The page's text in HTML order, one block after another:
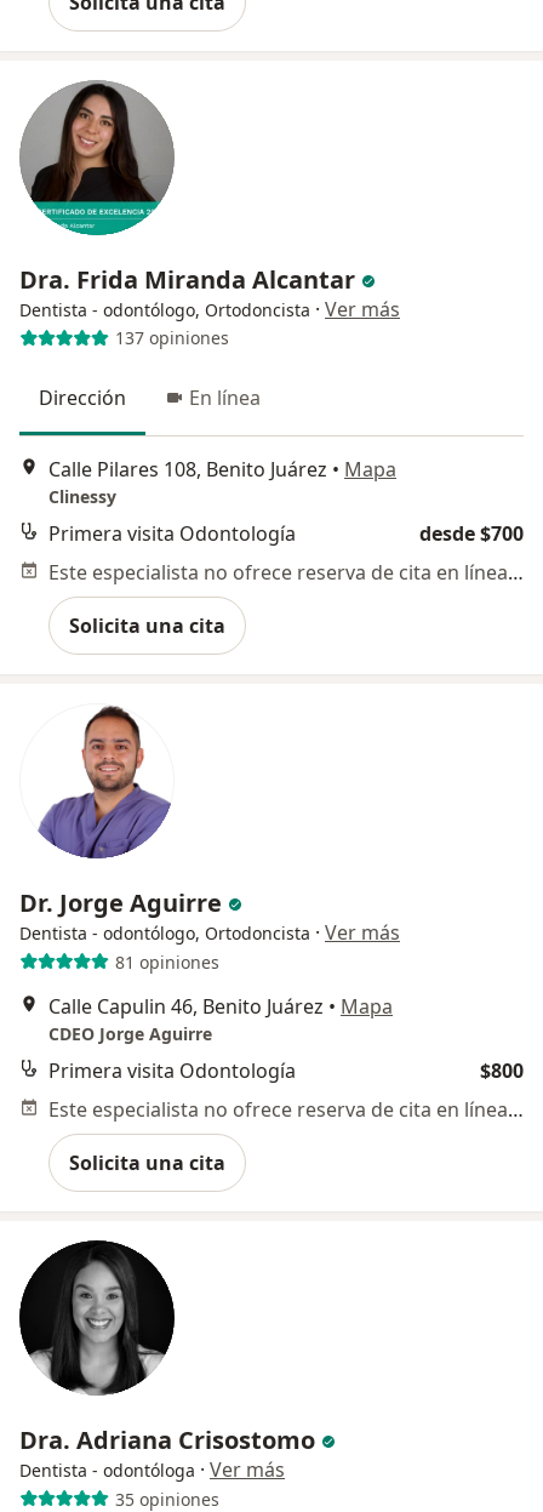
Dra. Frida Miranda Alcantar
Dentista - odontólogo, Ortodoncista · Ver más
137 opiniones
Dirección En línea
Calle Pilares 108, Benito Juárez • Mapa
Clinessy
Primera visita Odontología
desde $700
Este especialista no ofrece reserva de cita en línea en esta dirección.
Solicita una cita
Dr. Jorge Aguirre
Dentista - odontólogo, Ortodoncista · Ver más
81 opiniones
Calle Capulin 46, Benito Juárez • Mapa
CDEO Jorge Aguirre
Primera visita Odontología
$800
Este especialista no ofrece reserva de cita en línea en esta dirección.
Solicita una cita
Dra. Adriana Crisostomo
Dentista - odontóloga · Ver más
35 opiniones